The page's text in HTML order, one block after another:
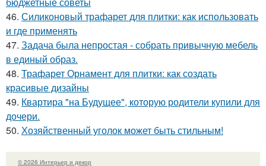
46. Силиконовый трафарет для плитки: как использовать
и где применять
47. Задача была непростая - собрать привычную мебель
в единый образ.
48. Трафарет Орнамент для плитки: как создать
красивые дизайны
49. Квартира "на Будущее", которую родители купили для
дочери.
50. Хозяйственный уголок может быть стильным!
© 2026 Интерьер и декор